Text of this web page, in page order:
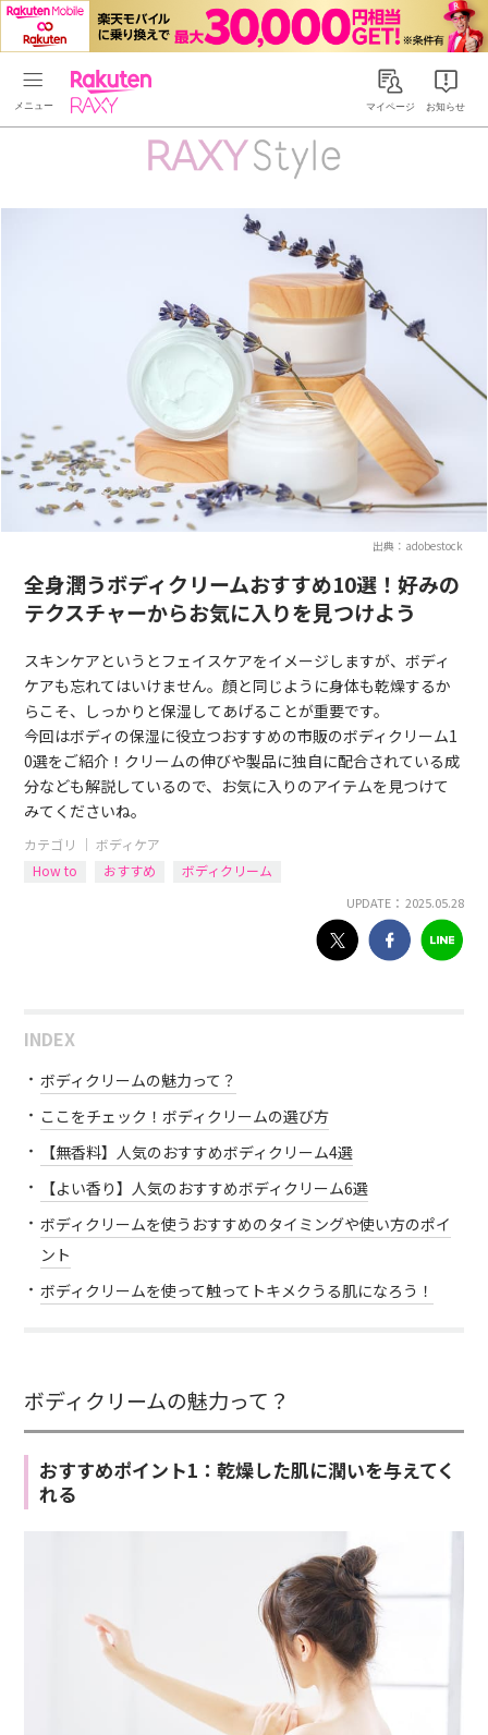
Rakuten RAXYマイページ お知らせ
出典：adobestock
全身潤うボディクリームおすすめ10選！好みの
テクスチャーからお気に入りを見つけよう
スキンケアというとフェイスケアをイメージしますが、ボディ
ケアも忘れてはいけません。顔と同じように身体も乾燥するか
らこそ、しっかりと保湿してあげることが重要です。
今回はボディの保湿に役立つおすすめの市販のボディクリーム1
0選をご紹介！クリームの伸びや製品に独自に配合されている成
分なども解説しているので、お気に入りのアイテムを見つけて
みてくださいね。
カテゴリ ｜ボディケア
How to
おすすめ ボディクリーム
UPDATE： 2025.05.28
INDEX
ボディクリームの魅力って？
ここをチェック！ボディクリームの選び方
【無香料】人気のおすすめボディクリーム4選
【よい香り】人気のおすすめボディクリーム6選
ボディクリームを使うおすすめのタイミングや使い方のポイ
ント
ボディクリームを使って触ってトキメクうる肌になろう！
ボディクリームの魅力って？
おすすめポイント1：乾燥した肌に潤いを与えてく
れる